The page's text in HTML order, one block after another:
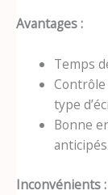
Avantages :
Temps
type
Bonne
anticipés.
Inconvénients :